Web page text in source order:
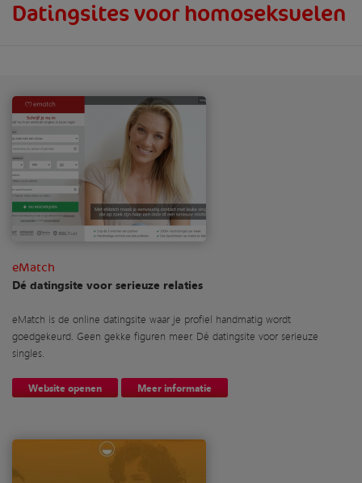
Datingsites voor homoseksuelen
eMatch
Dé datingsite voor serieuze relaties
eMatch is de online datingsite waar je profiel handmatig wordt
goedgekeurd. Geen gekke figuren meer. Dé datingsite voor serieuze
singles.
Website openen Meer informatie